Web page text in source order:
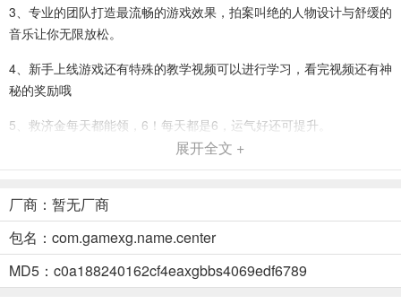
3、专业的团队打造最流畅的游戏效果，拍案叫绝的人物设计与舒缓的
音乐让你无限放松。
4、新手上线游戏还有特殊的教学视频可以进行学习，看完视频还有神
秘的奖励哦
5、救济金每天都能领，6！每天都是6，运气好还可提升。
6、秒速开局：每时每刻万人在线，随时随地实时竞技，快速匹配不等
850gema旧版本版背景
1、上线即可免房卡创建好友房，劲爽的发牌快感，无尽的对局PK乐
趣！
展开全文 +
厂商：暂无厂商
包名：com.gamexg.name.center
MD5：c0a188240162cf4eaxgbbs4069edf6789